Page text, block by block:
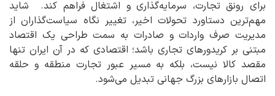
برای رونق تجارت، سرمایه‌گذاری و اشتغال فراهم کند. شاید
مهم‌ترین دستاورد تحولات اخیر، تغییر نگاه سیاست‌گذاران از
مدیریت صرف واردات و صادرات به سمت طراحی یک اقتصاد
مبتنی بر کریدورهای تجاری باشد؛ اقتصادی که در آن ایران تنها
مقصد کالا نیست، بلکه به مسیر عبور تجارت منطقه و حلقه
اتصال بازارهای بزرگ جهانی تبدیل می‌شود.